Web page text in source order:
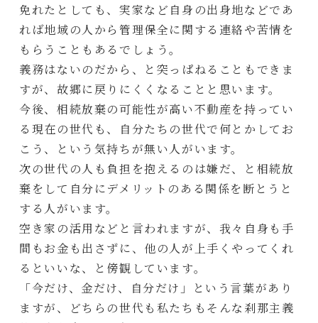
免れたとしても、実家など自身の出身地などであ
れば地域の人から管理保全に関する連絡や苦情を
もらうこともあるでしょう。
義務はないのだから、と突っぱねることもできま
すが、故郷に戻りにくくなることと思います。
今後、相続放棄の可能性が高い不動産を持ってい
る現在の世代も、自分たちの世代で何とかしてお
こう、という気持ちが無い人がいます。
次の世代の人も負担を抱えるのは嫌だ、と相続放
棄をして自分にデメリットのある関係を断とうと
する人がいます。
空き家の活用などと言われますが、我々自身も手
間もお金も出さずに、他の人が上手くやってくれ
るといいな、と傍観しています。
「今だけ、金だけ、自分だけ」という言葉があり
ますが、どちらの世代も私たちもそんな刹那主義